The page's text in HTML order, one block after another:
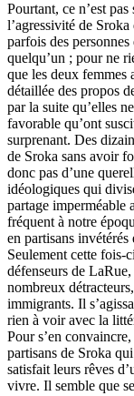
Pourtant, ce n’est
l’agressivité de
parfois des
quelqu’un ; pour ne
que les deux femmes
détaillée des propos
par la suite qu’elles
favorable qu’ont
surprenant. Des
de Sroka sans avoir
donc pas d’une
idéologiques qui
partage imperméable
fréquent à notre
en partisans
Seulement cette fois-
défenseurs de
nombreux
immigrants. Il
rien à voir avec la
Pour s’en
partisans de Sroka
satisfait leurs rêves
vivre. Il semble que